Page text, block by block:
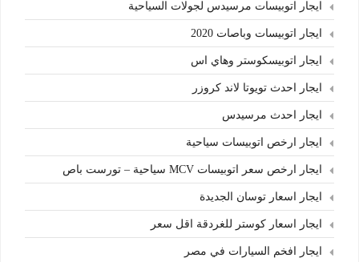
ايجار اتوبيسات مرسيدس لجولات السياحية
ايجار اتوبيسات وباصات 2020
ايجار اتوبيسكوستر وهاي اس
ايجار احدث تويوتا لاند كروزر
ايجار احدث مرسيدس
ايجار ارخص اتوبيسات سياحية
ايجار ارخص سعر اتوبيسات MCV سياحية – تورست باص
ايجار اسعار توسان الجديدة
ايجار اسعار كوستر للغردقة اقل سعر
ايجار افخم السيارات في مصر